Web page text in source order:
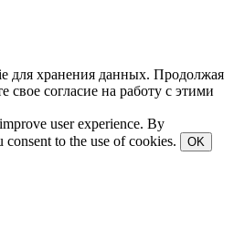
для хранения данных. Продолжая
свое согласие на работу с этими
user experience. By
to the use of cookies.
OK